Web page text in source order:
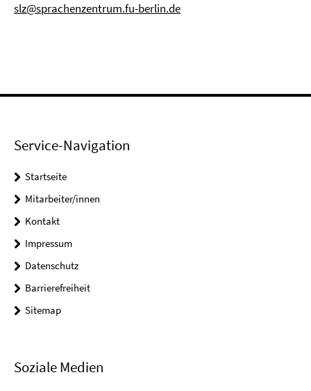
slz@sprachenzentrum.fu-berlin.de
Service-Navigation
Startseite
Mitarbeiter/innen
Kontakt
Impressum
Datenschutz
Barrierefreiheit
Sitemap
Soziale Medien